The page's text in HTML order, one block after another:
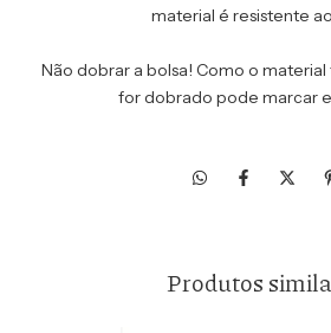
material é resistente
Não dobrar a bolsa! Como o
for dobrado pode marcar
Produtos